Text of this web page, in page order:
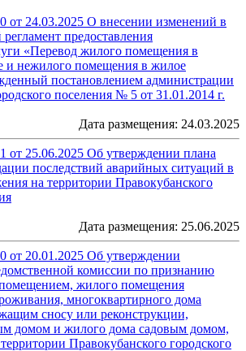
от 24.03.2025 О внесении изменений в
предоставления
«Перевод жилого помещения в
и нежилого помещения в жилое
постановлением администрации
поселения № 5 от 31.01.2014 г.
Дата размещения: 24.03.2025
от 25.06.2025 Об утверждении плана
последствий аварийных ситуаций в
на территории Правокубанского
Дата размещения: 25.06.2025
от 20.01.2025 Об утверждении
комиссии по признанию
жилого помещения
многоквартирного дома
сносу или реконструкции,
домом и жилого дома садовым домом,
Правокубанского городского